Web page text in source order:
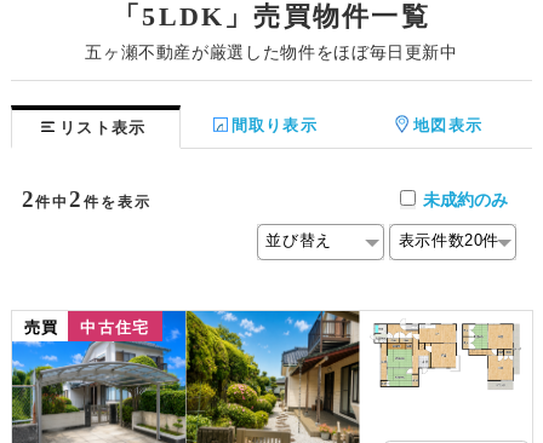
「5LDK」売買物件一覧
五ヶ瀬不動産が厳選した物件をほぼ毎日更新中
リスト表示 間取り表示 地図表示
2件中2件を表示 未成約のみ
売買 中古住宅